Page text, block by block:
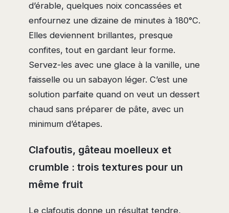
d’érable, quelques noix concassées et
enfournez une dizaine de minutes à 180°C.
Elles deviennent brillantes, presque
confites, tout en gardant leur forme.
Servez-les avec une glace à la vanille, une
faisselle ou un sabayon léger. C’est une
solution parfaite quand on veut un dessert
chaud sans préparer de pâte, avec un
minimum d’étapes.
Clafoutis, gâteau moelleux et
crumble : trois textures pour un
même fruit
Le clafoutis donne un résultat tendre,